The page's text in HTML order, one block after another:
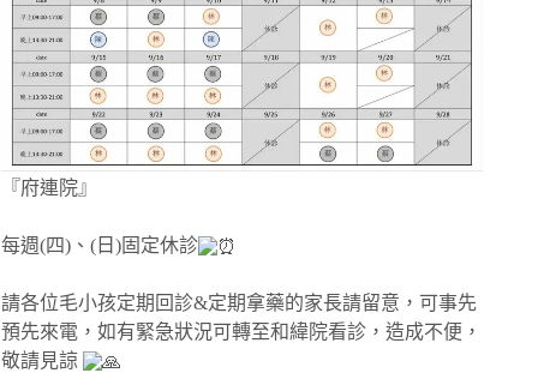
『府連院』
每週(四)、(日)固定休診
請各位毛小孩定期回診&定期拿藥的家長請留意，可事先
預先來電，如有緊急狀況可轉至和緯院看診，造成不便，
敬請見諒